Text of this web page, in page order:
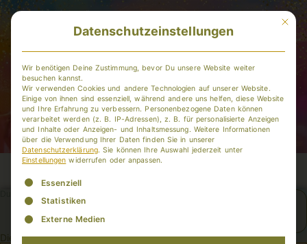
Dies ist geschützter Inhalt für Gold-Mitglieder.
Mit
Datenschutzeinstellungen
Wir benötigen Deine Zustimmung, bevor Du unsere Website weiter
besuchen kannst.
Wir verwenden Cookies und andere Technologien auf unserer Website.
Einige von ihnen sind essenziell, während andere uns helfen, diese Website
und Ihre Erfahrung zu verbessern. Personenbezogene Daten können
verarbeitet werden (z. B. IP-Adressen), z. B. für personalisierte Anzeigen
und Inhalte oder Anzeigen- und Inhaltsmessung. Weitere Informationen
über die Verwendung Ihrer Daten finden Sie in unserer
Datenschutzerklärung. Sie können Ihre Auswahl jederzeit unter
Einstellungen widerrufen oder anpassen.
Es folgt eine Liste der Service-Gruppen, für die eine
Essenziell
Statistiken
Externe Medien